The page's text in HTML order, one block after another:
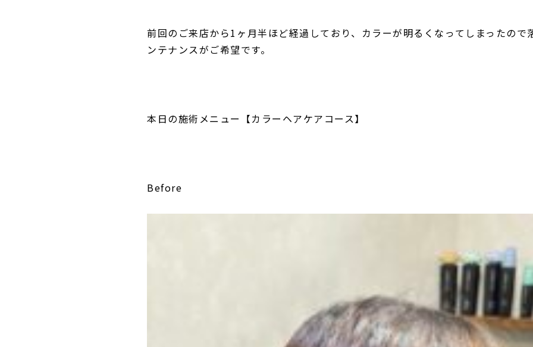
前回のご来店から1ヶ月半ほど経過しており、カラーが明るくなってしまったので
ンテナンスがご希望です。
本日の施術メニュー【カラーヘアケアコース】
Before